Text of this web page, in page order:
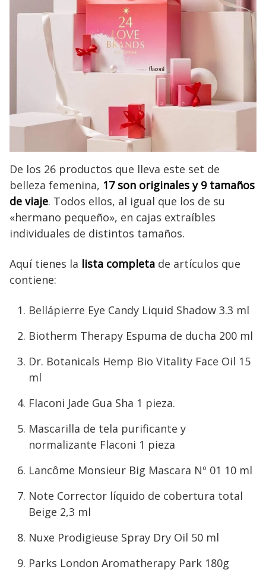
De los 26 productos que lleva este set de
belleza femenina, 17 son originales y 9 tamaños
de viaje. Todos ellos, al igual que los de su
«hermano pequeño», en cajas extraíbles
individuales de distintos tamaños.
Aquí tienes la lista completa de artículos que
contiene:
Bellápierre Eye Candy Liquid Shadow 3.3 ml
Biotherm Therapy Espuma de ducha 200 ml
Dr. Botanicals Hemp Bio Vitality Face Oil 15
ml
Flaconi Jade Gua Sha 1 pieza.
Mascarilla de tela purificante y
normalizante Flaconi 1 pieza
Lancôme Monsieur Big Mascara Nº 01 10 ml
Note Corrector líquido de cobertura total
Beige 2,3 ml
Nuxe Prodigieuse Spray Dry Oil 50 ml
Parks London Aromatherapy Park 180g